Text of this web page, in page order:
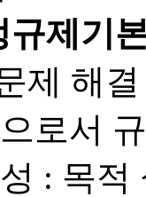
제기
제 해
로서
: 목